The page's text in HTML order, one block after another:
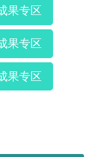
果专区
果专区
果专区